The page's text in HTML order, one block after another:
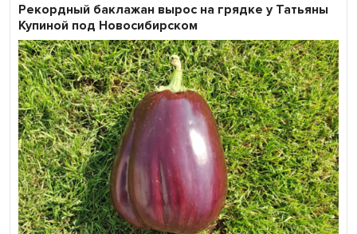
Рекордный баклажан вырос на грядке у Татьяны
Купиной под Новосибирском